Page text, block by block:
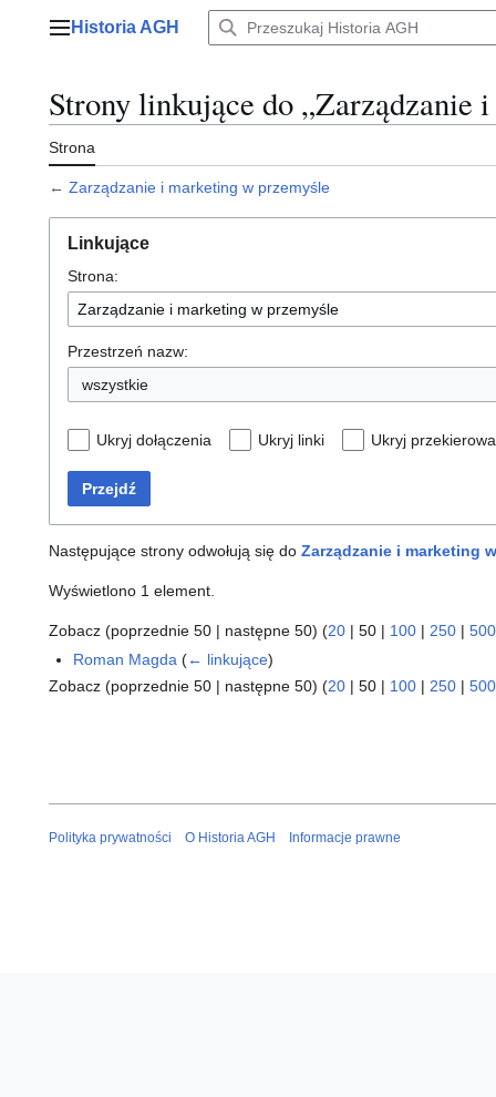
Menu główne
Historia AGH
Strony linkujące do „Zarządzanie
Strona
← Zarządzanie i marketing w przemyśle
Linkujące
Strona:
Przestrzeń nazw:
wszystkie
Ukryj dołączenia Ukryj linki Ukryj
Przejdź
Następujące strony odwołują się do Zarządzanie i marketing
Wyświetlono 1 element.
Zobacz (poprzednie 50 | następne 50) (20 | 50 | 100 | 250 | 500
Roman Magda (← linkujące)
Zobacz (poprzednie 50 | następne 50) (20 | 50 | 100 | 250 | 500
Polityka prywatności O Historia AGH Informacje prawne